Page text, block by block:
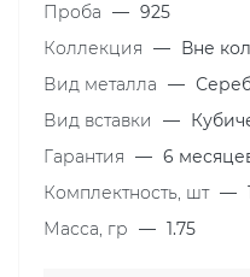
Проба — 925
Коллекция — Вне
Вид металла —
Вид вставки
—
Гарантия — 6
Комплектность, шт —
Масса, гр — 1.75